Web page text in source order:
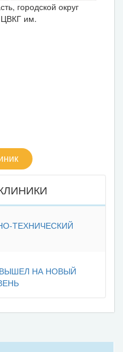
городской округ
ЦВКГ им.
ТЕХНИЧЕСКИЙ
НА НОВЫЙ